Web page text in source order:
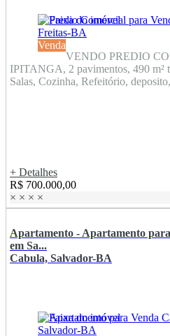
Venda
VENDO PREDIO
IPITANGA, 2 pavimentos, 490 m²
Salas, Cozinha, Refeitório,
+ Detalhes
R$ 700.000,00
× × × ×
Apartamento - Apartamento
em Sa...
Cabula, Salvador-BA